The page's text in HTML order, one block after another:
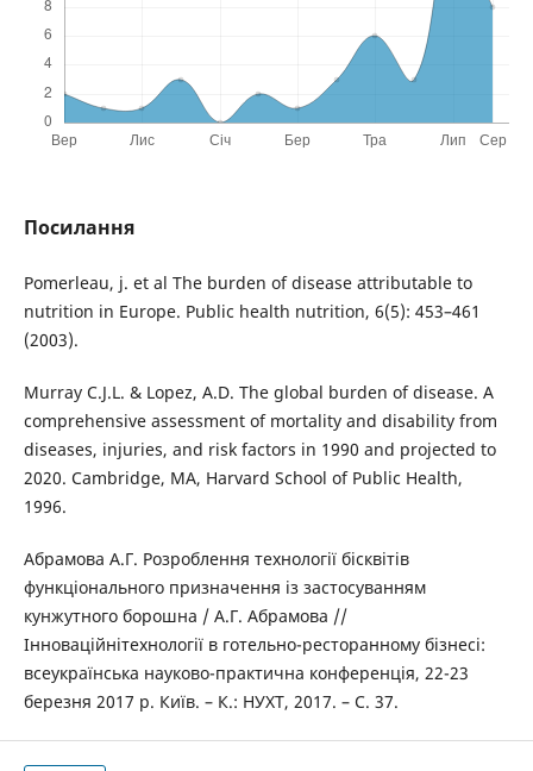
Посилання
Pomerleau, j. et al The burden of disease attributable to
nutrition in Europe. Public health nutrition, 6(5): 453–461
(2003).
Murray C.J.L. & Lopez, A.D. The global burden of disease. A
comprehensive assessment of mortality and disability from
diseases, injuries, and risk factors in 1990 and projected to
2020. Cambridge, MA, Harvard School of Public Health,
1996.
Абрамова А.Г. Розроблення технології бісквітів
функціонального призначення із застосуванням
кунжутного борошна / А.Г. Абрамова //
Інноваційнітехнології в готельно-ресторанному бізнесі:
всеукраїнська науково-практична конференція, 22-23
березня 2017 р. Київ. – К.: НУХТ, 2017. – С. 37.